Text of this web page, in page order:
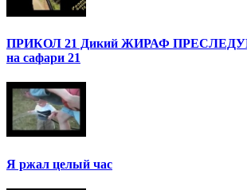
ПРИКОЛ 21 Дикий ЖИРАФ
на сафари 21
Я ржал целый час